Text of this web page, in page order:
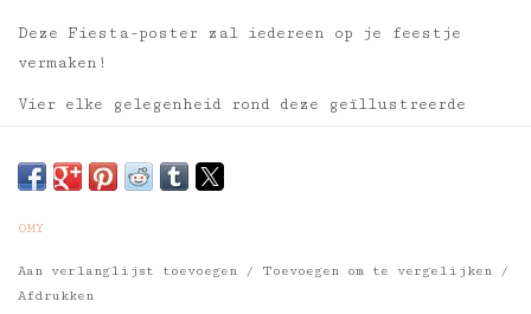
Deze Fiesta-poster zal iedereen op je feestje
vermaken!
Vier elke gelegenheid rond deze geïllustreerde
Formaat uitgerold: 1,80 x 0,968 m
OMY
Aan verlanglijst toevoegen / Toevoegen om te vergelijken
/
Afdrukken